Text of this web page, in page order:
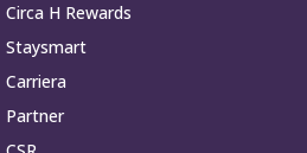
Circa H Rewards
Staysmart
Carriera
Partner